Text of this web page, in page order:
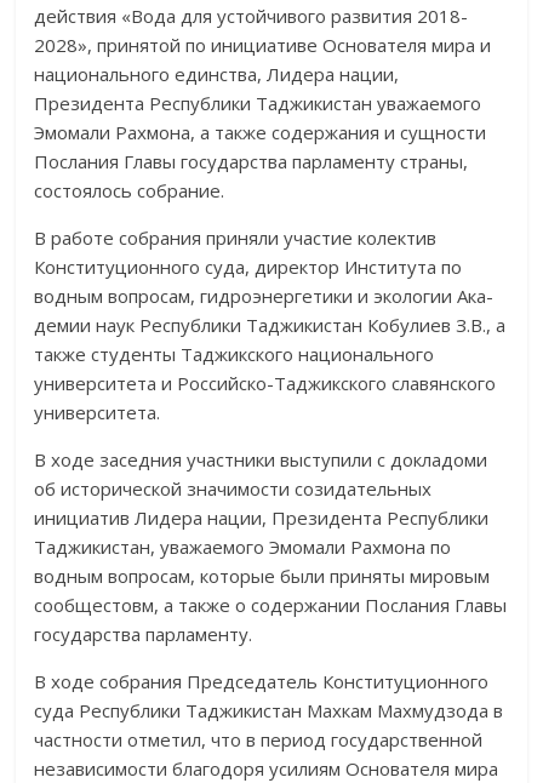
действия «Вода для устойчивого развития 2018-
2028», принятой по инициативе Основателя мира и
национального единства, Лидера нации,
Президента Республики Таджикистан уважаемого
Эмомали Рахмона, а также содержания и сущности
Послания Главы государства парламенту страны,
состоялось собрание.
В работе собрания приняли участие колектив
Конституционного суда, директор Инсти­­­­­тута по
водным вопросам, гидроэнергетики и экологии Ака­
де­мии наук Республики Таджикистан Кобулиев З.В., а
также студенты Тад­жик­ского национального
университета и Российско-Таджикского славян­ско­го
универ­ситета.
В ходе заседния участники выступили с докладоми
об исто­ри­ческой значимости созидательных
инициатив Лидера нации, Прези­ден­та Республики
Таджикистан, уважаемого Эмомали Рахмона по
водным вопро­сам, которые были приняты мировым
сообщестовм, а также о содер­жа­нии Послания Главы
государства парламенту.
В ходе собрания Председатель Конституционного
суда Республики Тад­жи­кистан Махкам Махмудзода в
частности отметил, что в период государ­ственной
независимости благодоря усилиям Основателя мира